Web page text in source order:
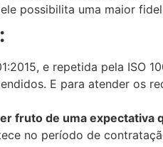
possibilita uma maior
e repetida pela ISO
E para atender os
fruto de uma expectativa
no período de